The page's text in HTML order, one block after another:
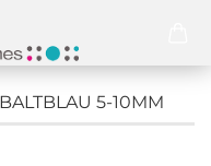
5-10MM